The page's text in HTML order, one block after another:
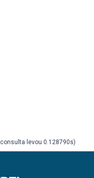
levou 0.128790s)